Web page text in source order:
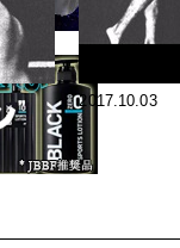
2017.10.03